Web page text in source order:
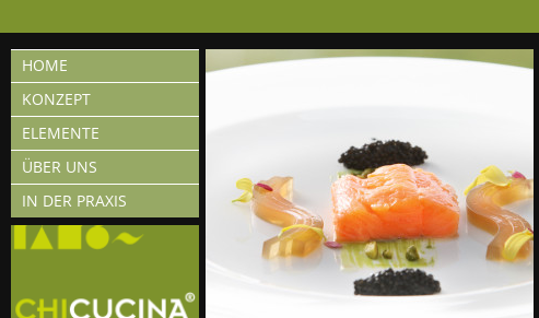
HOME
KONZEPT
ELEMENTE
ÜBER UNS
IN DER PRAXIS